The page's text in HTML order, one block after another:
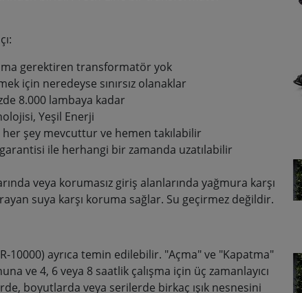
gerektiren transformatör yok
için neredeyse sınırsız olanaklar
8.000 lambaya kadar
Yeşil Enerji
her şey mevcuttur ve hemen takılabilir
ile herhangi bir zamanda uzatılabilir
veya korumasız giriş alanlarında yağmura karşı
suya karşı koruma sağlar. Su geçirmez değildir.
10000) ayrıca temin edilebilir. "Açma" ve "Kapatma"
ve 4, 6 veya 8 saatlik çalışma için üç zamanlayıcı
boyutlarda veya serilerde birkaç ışık nesnesini